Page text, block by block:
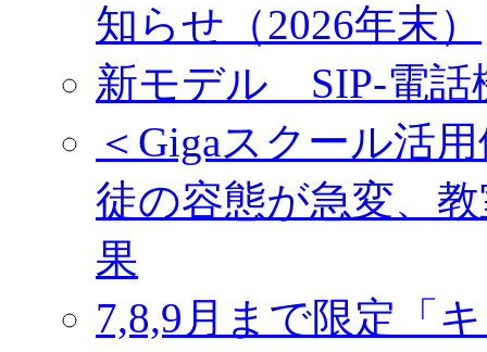
知らせ（2026年末）
新モデル SIP‐電
＜Gigaスクール活
徒の容態が急変、
果
7,8,9月まで限定「